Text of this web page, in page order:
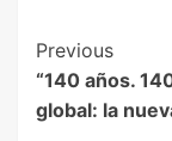
Previous
“140 años.
global: la